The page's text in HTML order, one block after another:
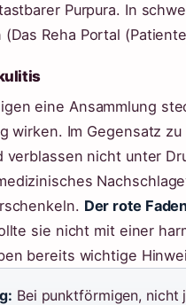
Purpura. In
Reha Portal
eine Ansammlung
wirken. Im Gegensatz
verblassen nicht unter
Der rote
sie nicht mit einer
bereits wichtige
Bei punktförmigen, nicht